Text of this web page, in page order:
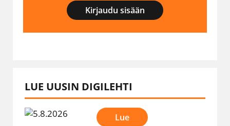
Kirjaudu sisään
LUE UUSIN DIGILEHTI
Lue